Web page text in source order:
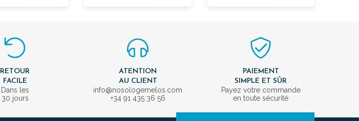
RETOUR
FACILE
Dans les
30 jours
ATENTION
AU CLIENT
info@nosologemelos.com
+34 91 435 36 56
PAIEMENT
SIMPLE ET SÛR
Payez votre commande
en toute sécurité